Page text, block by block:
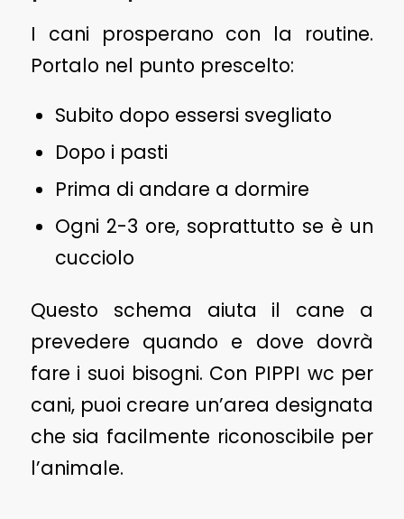
I cani prosperano con la routine.
Portalo nel punto prescelto:
Subito dopo essersi svegliato
Dopo i pasti
Prima di andare a dormire
Ogni 2-3 ore, soprattutto se è un
cucciolo
Questo schema aiuta il cane a
prevedere quando e dove dovrà
fare i suoi bisogni. Con PIPPI wc per
cani, puoi creare un’area designata
che sia facilmente riconoscibile per
l’animale.